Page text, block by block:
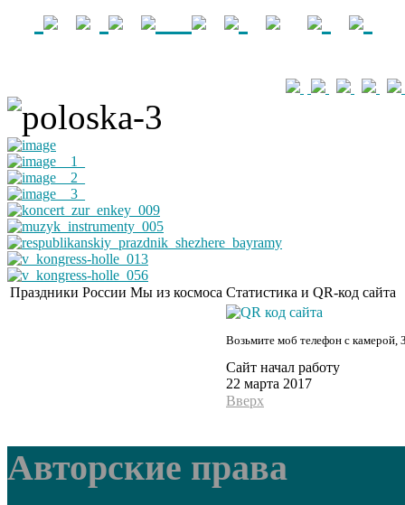
Праздники России Мы из космоса Статистика и QR-код сайта
Возьмите моб телефон с камерой,
Сайт начал работу
22 марта 2017
Вверх
Авторские права